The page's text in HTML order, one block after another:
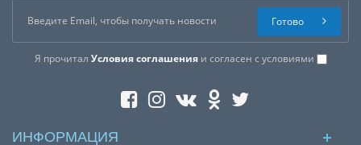
Я прочитал Условия соглашенияи согласен с условиями
Готово
ИНФОРМАЦИЯ